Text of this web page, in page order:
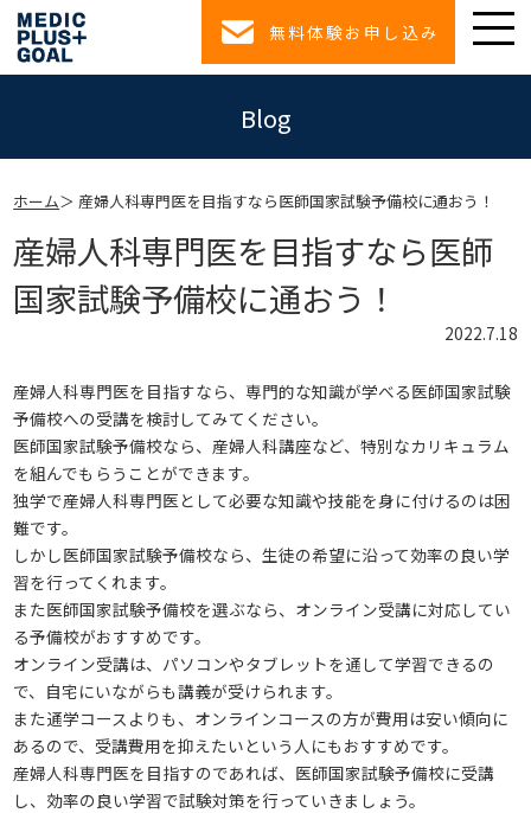
無料体験お申し込み
Blog
ホーム 産婦人科専門医を目指すなら医師国家試験予備校に通おう！
産婦人科専門医を目指すなら医師
国家試験予備校に通おう！
2022.7.18
産婦人科専門医を目指すなら、専門的な知識が学べる医師国家試験
予備校への受講を検討してみてください。
医師国家試験予備校なら、産婦人科講座など、特別なカリキュラム
を組んでもらうことができます。
独学で産婦人科専門医として必要な知識や技能を身に付けるのは困
難です。
しかし医師国家試験予備校なら、生徒の希望に沿って効率の良い学
習を行ってくれます。
また医師国家試験予備校を選ぶなら、オンライン受講に対応してい
る予備校がおすすめです。
オンライン受講は、パソコンやタブレットを通して学習できるの
で、自宅にいながらも講義が受けられます。
また通学コースよりも、オンラインコースの方が費用は安い傾向に
あるので、受講費用を抑えたいという人にもおすすめです。
産婦人科専門医を目指すのであれば、医師国家試験予備校に受講
し、効率の良い学習で試験対策を行っていきましょう。